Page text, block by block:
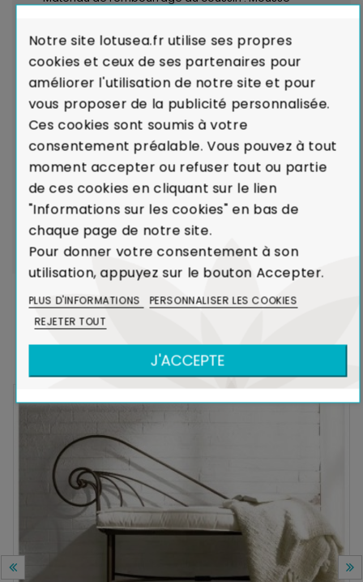
• Revêtement du coussin : 100% Polyester
LIVRAISON par transporteurs spécialisés : Voir les
modalités de livraison
Garantie de Qualité : Satisfait ou Remboursé
Garantie de Conformité :En cas de défaut majeur
sur un produit reçu ou de non-conformité par rapport
à votre commande, nous remplaçons aussitôt votre
meuble. Voir Charte de Qualité
DANS LA MÊME COLLECTION
Notre site lotusea.fr utilise ses propres
cookies et ceux de ses partenaires pour
améliorer l'utilisation de notre site et pour
vous proposer de la publicité personnalisée.
Ces cookies sont soumis à votre
consentement préalable. Vous pouvez à tout
moment accepter ou refuser tout ou partie
de ces cookies en cliquant sur le lien
"Informations sur les cookies" en bas de
chaque page de notre site.
Pour donner votre consentement à son
utilisation, appuyez sur le bouton Accepter.
PLUS D'INFORMATIONS
PERSONNALISER LES COOKIES
REJETER TOUT
J'ACCEPTE